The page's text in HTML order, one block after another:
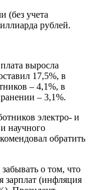
(без учета
рублей.
выросла
17,5%, в
– 4,1%, в
– 3,1%.
электро- и
научного
обратить
забывать о том, что
зарплат (инфляция